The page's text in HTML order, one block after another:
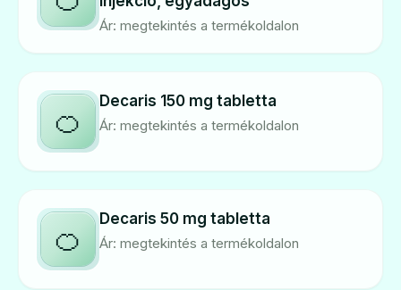
Ár: megtekintés a termékoldalon
🍊
Decaris 150 mg tabletta
Ár: megtekintés a termékoldalon
🍊
Decaris 50 mg tabletta
Ár: megtekintés a termékoldalon